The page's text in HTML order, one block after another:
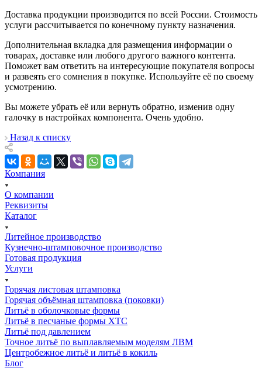
Доставка продукции производится по всей России. Стоимость
услуги рассчитывается по конечному пункту назначения.
Дополнительная вкладка для размещения информации о
товарах, доставке или любого другого важного контента.
Поможет вам ответить на интересующие покупателя вопросы
и развеять его сомнения в покупке. Используйте её по своему
усмотрению.
Вы можете убрать её или вернуть обратно, изменив одну
галочку в настройках компонента. Очень удобно.
Назад к списку
Компания
О компании
Реквизиты
Каталог
Литейное производство
Кузнечно-штамповочное производство
Готовая продукция
Услуги
Горячая листовая штамповка
Горячая объёмная штамповка (поковки)
Литьё в оболочковые формы
Литьё в песчаные формы ХТС
Литьё под давлением
Точное литьё по выплавляемым моделям ЛВМ
Центробежное литьё и литьё в кокиль
Блог